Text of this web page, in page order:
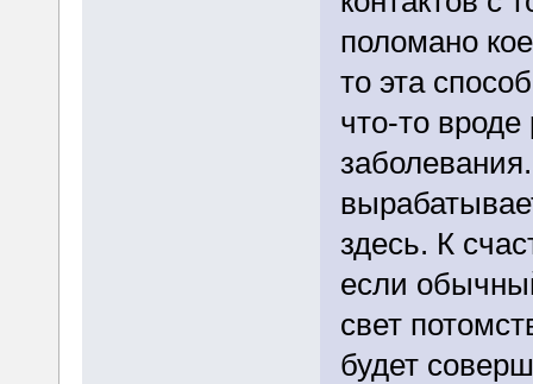
поломано
то эта
что-то вроде
здесь. К
если
свет
будет